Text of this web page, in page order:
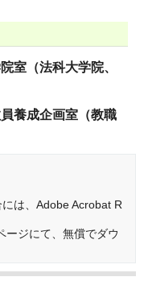
室（法科大学院、
養成企画室（教職
は、Adobe Acrobat R
ージにて、無償でダウ